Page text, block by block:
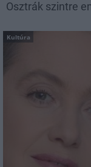
Osztrák szintre
Kultúra